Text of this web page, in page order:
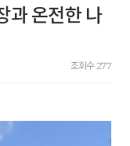
과 온전한 나
조회수 277